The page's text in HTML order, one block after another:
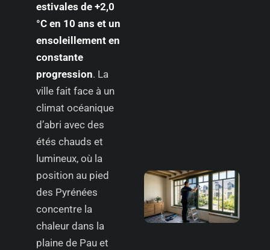
estivales de +2,0
°C en 10 ans et un
ensoleillement en
constante
progression. La
ville fait face à un
climat océanique
d’abri avec des
étés chauds et
lumineux, où la
position au pied
des Pyrénées
concentre la
chaleur dans la
plaine de Pau et